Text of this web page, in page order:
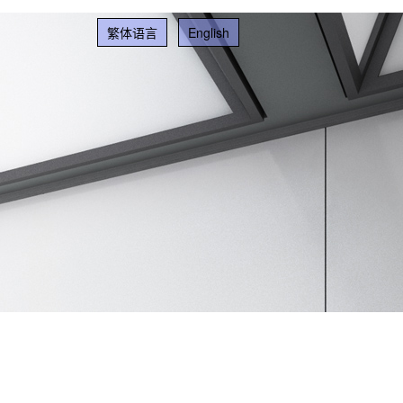
English
繁体语言